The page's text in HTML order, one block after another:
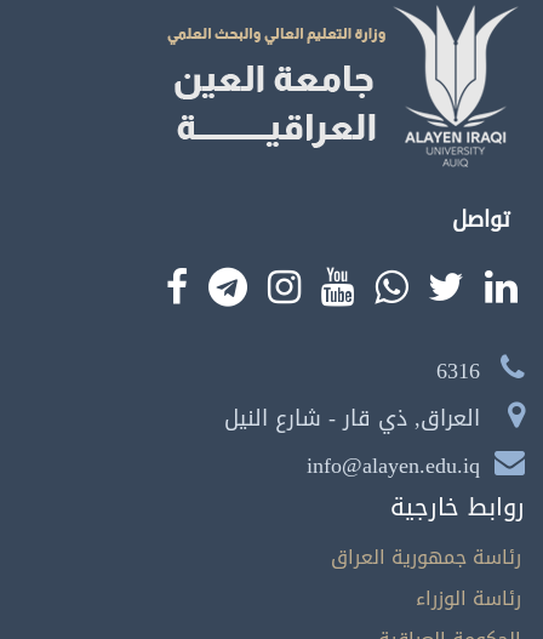
تواصل
6316
العراق, ذي قار - شارع النيل
info@alayen.edu.iq
روابط خارجية
رئاسة جمهورية العراق
رئاسة الوزراء